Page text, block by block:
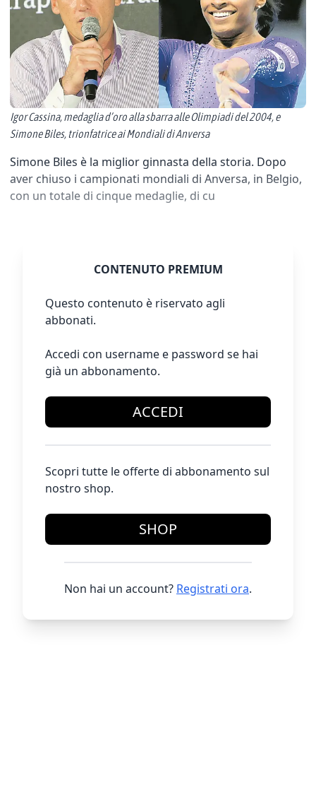
Igor Cassina, medaglia d’oro alla sbarra alle Olimpiadi del 2004, e
Simone Biles, trionfatrice ai Mondiali di Anversa
Simone Biles è la miglior ginnasta della storia. Dopo
aver chiuso i campionati mondiali di Anversa, in Belgio,
con un totale di cinque medaglie, di cu
CONTENUTO PREMIUM
Questo contenuto è riservato agli
abbonati.
Accedi con username e password se hai
già un abbonamento.
ACCEDI
Scopri tutte le offerte di abbonamento sul
nostro shop.
SHOP
Non hai un account? Registrati ora.